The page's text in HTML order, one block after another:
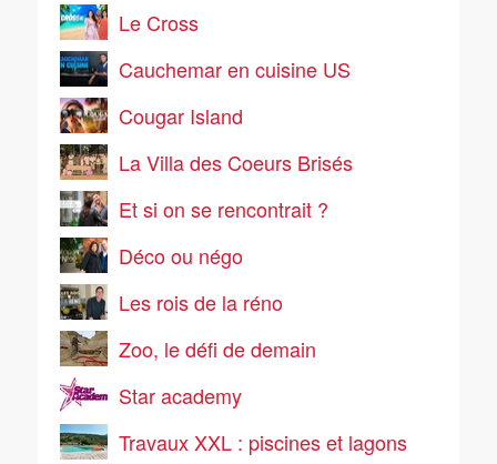
Le Cross
Cauchemar en cuisine US
Cougar Island
La Villa des Coeurs Brisés
Et si on se rencontrait ?
Déco ou négo
Les rois de la réno
Zoo, le défi de demain
Star academy
Travaux XXL : piscines et lagons